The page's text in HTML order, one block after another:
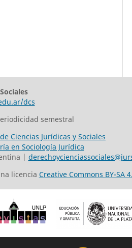
dcs
semestral
Ciencias Jurídicas y Sociales
en Sociología Jurídica
|
licencia Creative Commons BY-SA